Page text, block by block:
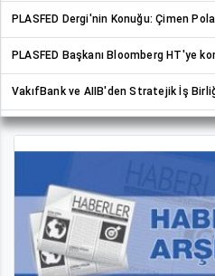
PLASFED Dergi'nin Konuğu: Çimen
PLASFED Başkanı Bloomberg HT'ye
VakıfBank ve AIIB'den Stratejik İş